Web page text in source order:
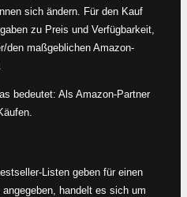
sich ändern. Für den Kauf
zu Preis und Verfügbarkeit,
den maßgeblichen Amazon-
bedeutet: Als Amazon-Partner
Listen geben für einen
handelt es sich um